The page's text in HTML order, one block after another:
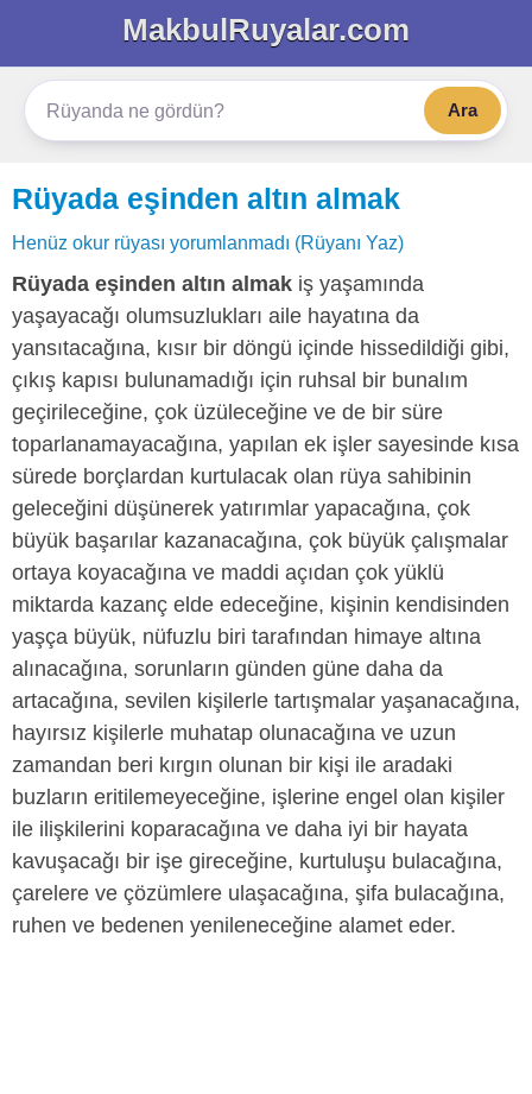
MakbulRuyalar.com
Ara
Rüyada eşinden altın almak
Henüz okur rüyası yorumlanmadı (Rüyanı Yaz)
Rüyada eşinden altın almak iş yaşamında
yaşayacağı olumsuzlukları aile hayatına da
yansıtacağına, kısır bir döngü içinde hissedildiği gibi,
çıkış kapısı bulunamadığı için ruhsal bir bunalım
geçirileceğine, çok üzüleceğine ve de bir süre
toparlanamayacağına, yapılan ek işler sayesinde kısa
sürede borçlardan kurtulacak olan rüya sahibinin
geleceğini düşünerek yatırımlar yapacağına, çok
büyük başarılar kazanacağına, çok büyük çalışmalar
ortaya koyacağına ve maddi açıdan çok yüklü
miktarda kazanç elde edeceğine, kişinin kendisinden
yaşça büyük, nüfuzlu biri tarafından himaye altına
alınacağına, sorunların günden güne daha da
artacağına, sevilen kişilerle tartışmalar yaşanacağına,
hayırsız kişilerle muhatap olunacağına ve uzun
zamandan beri kırgın olunan bir kişi ile aradaki
buzların eritilemeyeceğine, işlerine engel olan kişiler
ile ilişkilerini koparacağına ve daha iyi bir hayata
kavuşacağı bir işe gireceğine, kurtuluşu bulacağına,
çarelere ve çözümlere ulaşacağına, şifa bulacağına,
ruhen ve bedenen yenileneceğine alamet eder.